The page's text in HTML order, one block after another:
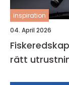
inspiration
04. April 2026
Fiskeredskap i blekinge
rätt